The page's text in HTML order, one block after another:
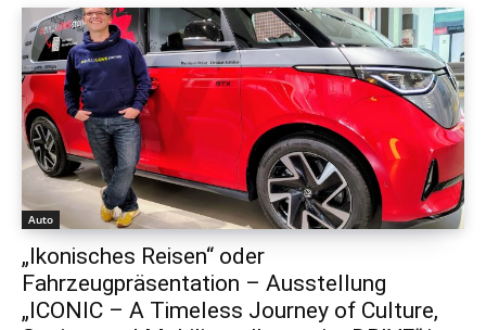
Auto
„Ikonisches Reisen“ oder
Fahrzeugpräsentation – Ausstellung
„ICONIC – A Timeless Journey of Culture,